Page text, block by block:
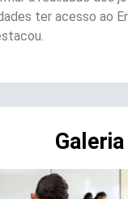
ter acesso ao